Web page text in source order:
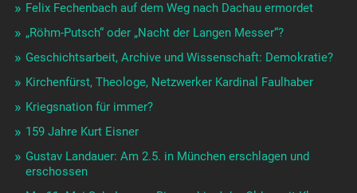
Felix Fechenbach auf dem Weg nach Dachau ermordet
„Röhm-Putsch“ oder „Nacht der Langen Messer“?
Geschichtsarbeit, Archive und Wissenschaft: Demokratie?
Kirchenfürst, Theologe, Netzwerker Kardinal Faulhaber
Kriegsnation für immer?
159 Jahre Kurt Eisner
Gustav Landauer: Am 2.5. in München erschlagen und
erschossen